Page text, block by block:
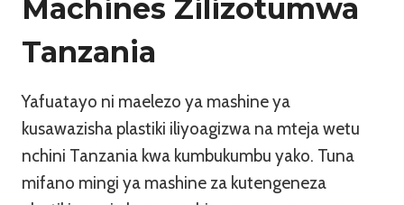
Machines Zilizotumwa
Tanzania
Yafuatayo ni maelezo ya mashine ya
kusawazisha plastiki iliyoagizwa na mteja wetu
nchini Tanzania kwa kumbukumbu yako. Tuna
mifano mingi ya mashine za kutengeneza